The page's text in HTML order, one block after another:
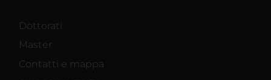
Dottorati
Master
Contatti e mappa